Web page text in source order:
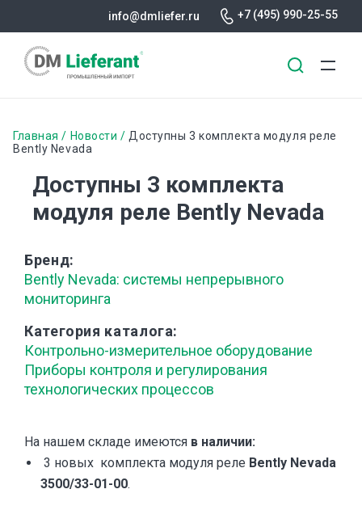
основному
info@dmliefer.ru +7 (495) 990-25-55
Строка
навигации
Главная Новости
Доступны 3 комплекта модуля реле
Bently Nevada
Доступны 3 комплекта
модуля реле Bently Nevada
Бренд
Bently Nevada: системы непрерывного
мониторинга
Категория каталога
Контрольно-измерительное оборудование
Приборы контроля и регулирования
технологических процессов
На нашем складе имеются в наличии:
3 новых комплекта модуля реле Bently Nevada
3500/33-01-00.